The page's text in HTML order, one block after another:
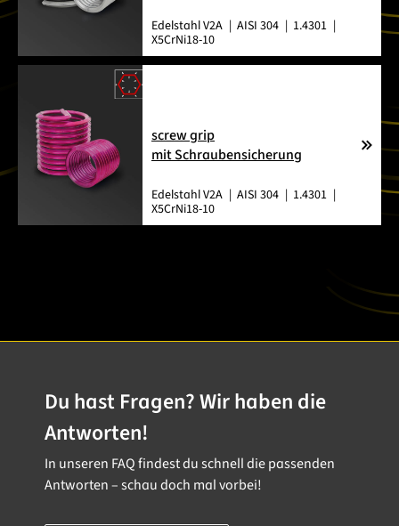
Edelstahl V2A AISI 304
1.4301
X5CrNi18-10
screw grip
mit Schraubensicherung
Edelstahl V2A AISI 304
1.4301
X5CrNi18-10
Du hast Fragen? Wir haben die
Antworten!
In unseren FAQ findest du schnell die passenden
Antworten – schau doch mal vorbei!